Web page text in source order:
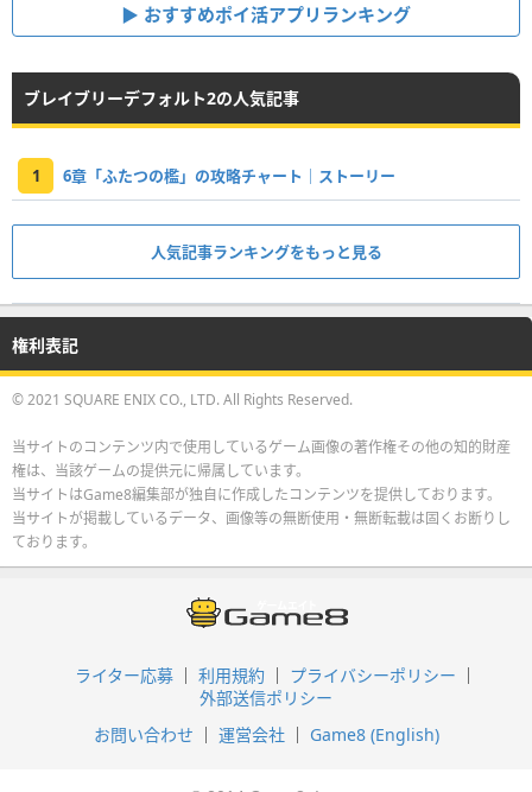
おすすめポイ活アプリランキング
ブレイブリーデフォルト2の人気記事
1 6章「ふたつの檻」の攻略チャート｜ストーリー
人気記事ランキングをもっと見る
権利表記
© 2021 SQUARE ENIX CO., LTD. All Rights Reserved.
当サイトのコンテンツ内で使用しているゲーム画像の著作権その他の知的財産
権は、当該ゲームの提供元に帰属しています。
当サイトはGame8編集部が独自に作成したコンテンツを提供しております。
当サイトが掲載しているデータ、画像等の無断使用・無断転載は固くお断りし
ております。
ライター応募 利用規約
プライバシーポリシー
外部送信ポリシー
お問い合わせ
運営会社 Game8 (English)